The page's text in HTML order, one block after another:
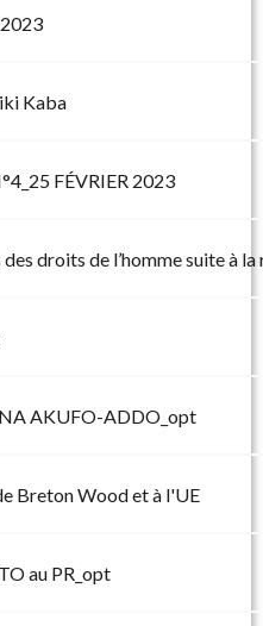
Kaba
FÉVRIER 2023
droits de l’homme suite à
AKUFO-ADDO_opt
Breton Wood et à l'UE
au PR_opt